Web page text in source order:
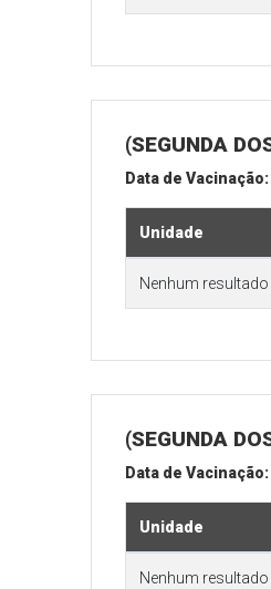
(SEGUNDA
Data de Vacinação:
Unidade
Nenhum
(SEGUNDA
Data de Vacinação:
Unidade
Nenhum